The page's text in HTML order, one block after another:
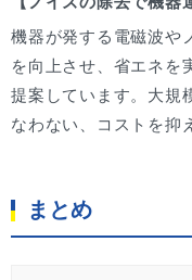
機器が発する電磁波や
を向上させ、省エネを
提案しています。大規
なわない、コストを抑
まとめ